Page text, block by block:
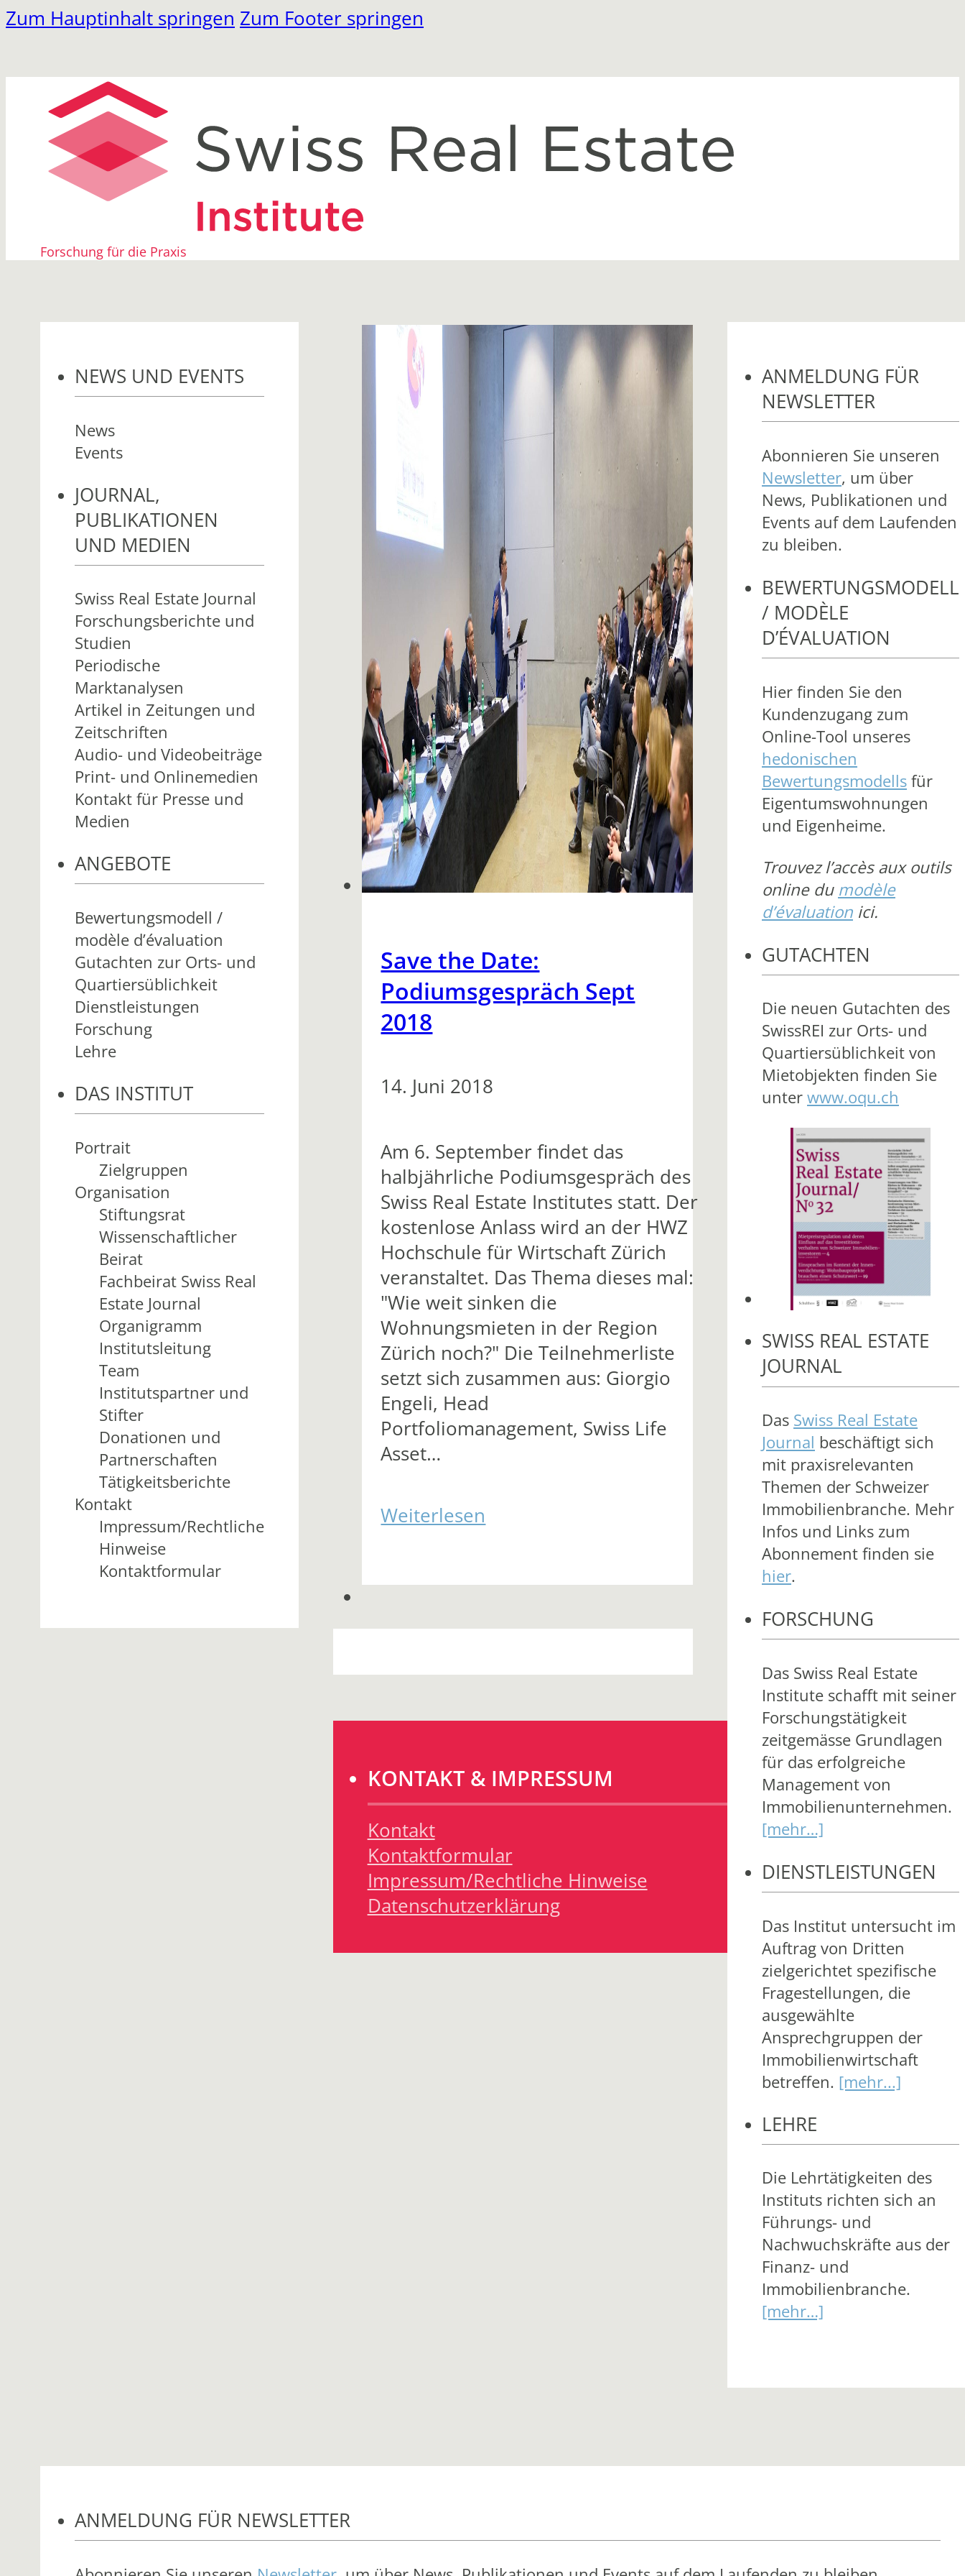
Zum Hauptinhalt springen Zum Footer springen
Forschung für die Praxis
NEWS UND EVENTS
News
Events
JOURNAL,
PUBLIKATIONEN
UND MEDIEN
Swiss Real Estate Journal
Forschungsberichte und
Studien
Periodische
Marktanalysen
Artikel in Zeitungen und
Zeitschriften
Audio- und Videobeiträge
Print- und Onlinemedien
Kontakt für Presse und
Medien
ANGEBOTE
Bewertungsmodell /
modèle d’évaluation
Gutachten zur Orts- und
Quartiersüblichkeit
Dienstleistungen
Forschung
Lehre
DAS INSTITUT
Portrait
Zielgruppen
Organisation
Stiftungsrat
Wissenschaftlicher
Beirat
Fachbeirat Swiss Real
Estate Journal
Organigramm
Institutsleitung
Team
Institutspartner und
Stifter
Donationen und
Partnerschaften
Tätigkeitsberichte
Kontakt
Impressum/Rechtliche
Hinweise
Kontaktformular
Save the Date:
Podiumsgespräch Sept
2018
14. Juni 2018
Am 6. September findet das
halbjährliche Podiumsgespräch des
Swiss Real Estate Institutes statt. Der
kostenlose Anlass wird an der HWZ
Hochschule für Wirtschaft Zürich
veranstaltet. Das Thema dieses mal:
"Wie weit sinken die
Wohnungsmieten in der Region
Zürich noch?" Die Teilnehmerliste
setzt sich zusammen aus: Giorgio
Engeli, Head
Portfoliomanagement, Swiss Life
Asset…
Weiterlesen
KONTAKT & IMPRESSUM
Kontakt
Kontaktformular
Impressum/Rechtliche Hinweise
Datenschutzerklärung
ANMELDUNG FÜR
NEWSLETTER
Abonnieren Sie unseren
Newsletter, um über
News, Publikationen und
Events auf dem Laufenden
zu bleiben.
BEWERTUNGSMODELL
/ MODÈLE
D’ÉVALUATION
Hier finden Sie den
Kundenzugang zum
Online-Tool unseres
hedonischen
Bewertungsmodellsfür
Eigentumswohnungen
und Eigenheime.
Trouvez l’accès aux outils
online du modèle
d’évaluation ici.
GUTACHTEN
Die neuen Gutachten des
SwissREI zur Orts- und
Quartiersüblichkeit von
Mietobjekten finden Sie
unterwww.oqu.ch
SWISS REAL ESTATE
JOURNAL
Das Swiss Real Estate
Journal beschäftigt sich
mit praxisrelevanten
Themen der Schweizer
Immobilienbranche. Mehr
Infos und Links zum
Abonnement finden sie
hier.
FORSCHUNG
Das Swiss Real Estate
Institute schafft mit seiner
Forschungstätigkeit
zeitgemässe Grundlagen
für das erfolgreiche
Management von
Immobilienunternehmen.
[mehr…]
DIENSTLEISTUNGEN
Das Institut untersucht im
Auftrag von Dritten
zielgerichtet spezifische
Fragestellungen, die
ausgewählte
Ansprechgruppen der
Immobilienwirtschaft
betreffen. [mehr...]
LEHRE
Die Lehrtätigkeiten des
Instituts richten sich an
Führungs- und
Nachwuchskräfte aus der
Finanz- und
Immobilienbranche.
[mehr…]
ANMELDUNG FÜR NEWSLETTER